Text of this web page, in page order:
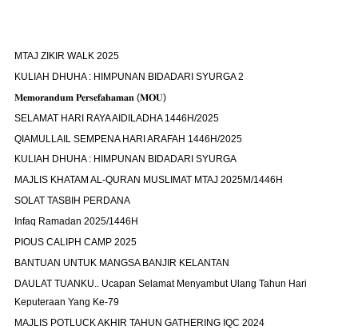
MTAJ ZIKIR WALK 2025
KULIAH DHUHA : HIMPUNAN BIDADARI SYURGA 2
𝐌𝐞𝐦𝐨𝐫𝐚𝐧𝐝𝐮𝐦 𝐏𝐞𝐫𝐬𝐞𝐟𝐚𝐡𝐚𝐦𝐚𝐧 (𝐌𝐎𝐔)
SELAMAT HARI RAYA AIDILADHA 1446H/2025
QIAMULLAIL SEMPENA HARI ARAFAH 1446H/2025
KULIAH DHUHA : HIMPUNAN BIDADARI SYURGA
MAJLIS KHATAM AL-QURAN MUSLIMAT MTAJ 2025M/1446H
SOLAT TASBIH PERDANA
Infaq Ramadan 2025/1446H
PIOUS CALIPH CAMP 2025
BANTUAN UNTUK MANGSA BANJIR KELANTAN
DAULAT TUANKU.. Ucapan Selamat Menyambut Ulang Tahun Hari
Keputeraan Yang Ke-79
MAJLIS POTLUCK AKHIR TAHUN GATHERING IQC 2024